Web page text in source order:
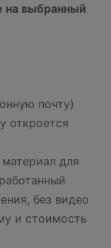
на выбранный
почту)
откроется
для
без видео
и стоимость